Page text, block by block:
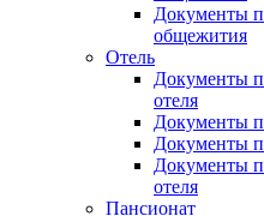
Документы
общежития
Отель
Документы
отеля
Документы
Документы
Документы
отеля
Пансионат